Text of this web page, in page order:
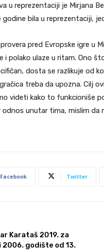
u reprezentaciji je Mirjana
godine bila u reprezentaciji,
pred Evropske igre u
i polako ulaze u ritam. Ono
dosta se razlikuje od
treba da upozna. Cilj
videti kako to funkcioniše
odnos unutar tima, mislim da
Facebook Twitter
Karataš 2019. za
godište od 13.